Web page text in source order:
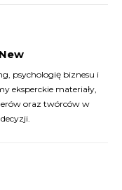
psychologię biznesu i
eksperckie materiały,
oraz twórców w